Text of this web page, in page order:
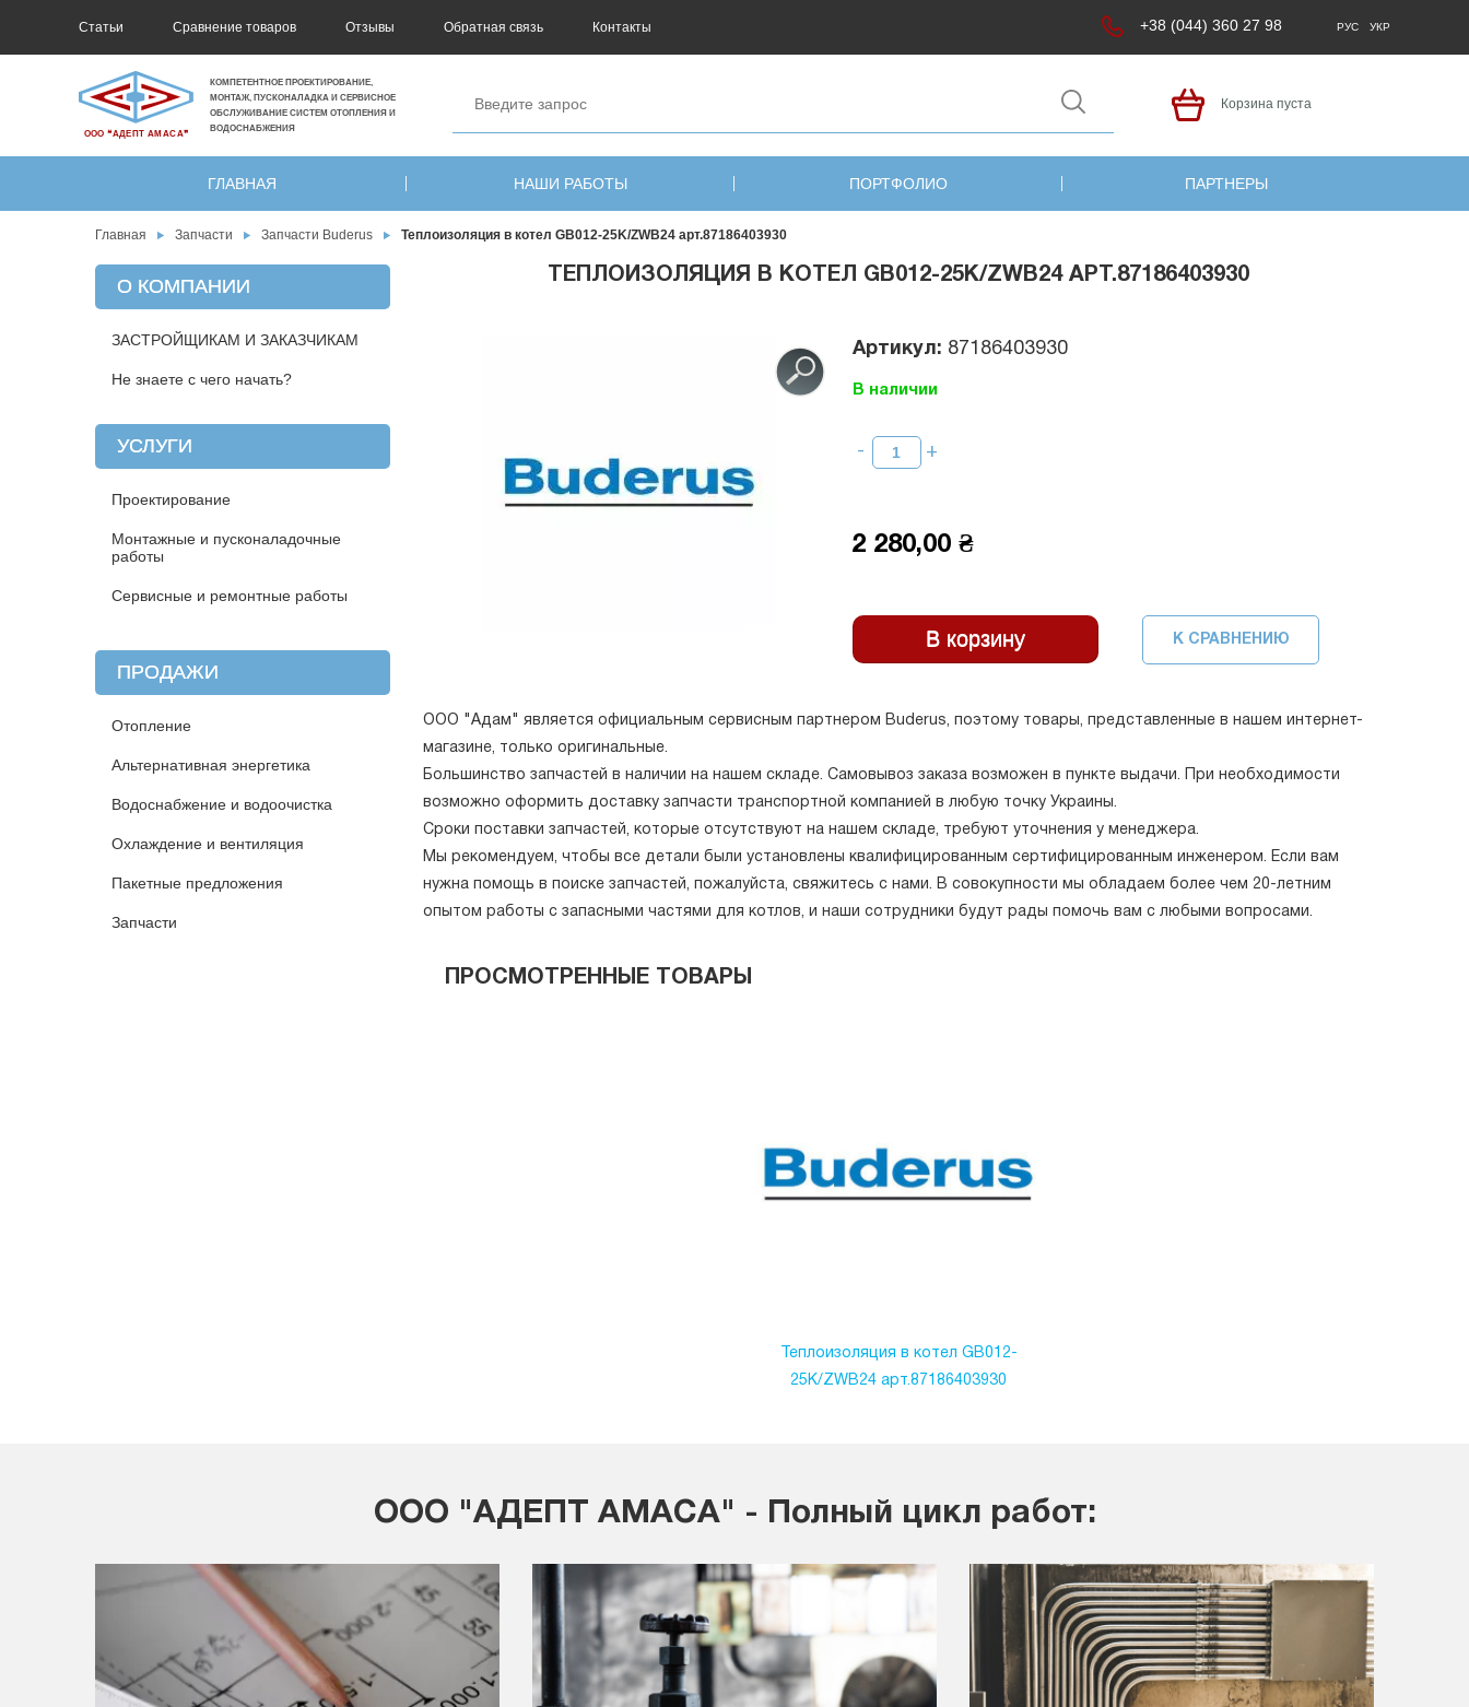
Статьи Сравнение товаров Отзывы Обратная связь Контакты +38 (044) 360 27 98 РУС УКР
ООО ❝АДЕПТ АМАСА❞
КОМПЕТЕНТНОЕ ПРОЕКТИРОВАНИЕ,
МОНТАЖ, ПУСКОНАЛАДКА И СЕРВИСНОЕ
ОБСЛУЖИВАНИЕ СИСТЕМ ОТОПЛЕНИЯ И
ВОДОСНАБЖЕНИЯ
Корзина пуста
ГЛАВНАЯ НАШИ РАБОТЫ ПОРТФОЛИО ПАРТНЕРЫ
Главная Запчасти Запчасти Buderus Теплоизоляция в котел GB012-25K/ZWB24 арт.87186403930
ТЕПЛОИЗОЛЯЦИЯ В КОТЕЛ GB012-25K/ZWB24 АРТ.87186403930
Артикул: 87186403930
2 280,00 ₴
К СРАВНЕНИЮ
В наличии
ООО "Адам" является официальным сервисным партнером Buderus, поэтому товары, представленные в нашем интернет-
магазине, только оригинальные.
Большинство запчастей в наличии на нашем складе. Самовывоз заказа возможен в пункте выдачи. При необходимости
возможно оформить доставку запчасти транспортной компанией в любую точку Украины.
Сроки поставки запчастей, которые отсутствуют на нашем складе, требуют уточнения у менеджера.
Мы рекомендуем, чтобы все детали были установлены квалифицированным сертифицированным инженером. Если вам
нужна помощь в поиске запчастей, пожалуйста, свяжитесь с нами. В совокупности мы обладаем более чем 20-летним
опытом работы с запасными частями для котлов, и наши сотрудники будут рады помочь вам с любыми вопросами.
ПРОСМОТРЕННЫЕ ТОВАРЫ
Теплоизоляция в котел GB012-
25K/ZWB24 арт.87186403930
О КОМПАНИИ
ЗАСТРОЙЩИКАМ И ЗАКАЗЧИКАМ
Не знаете с чего начать?
УСЛУГИ
Проектирование
Монтажные и пусконаладочные
работы
Сервисные и ремонтные работы
ПРОДАЖИ
Отопление
Альтернативная энергетика
Водоснабжение и водоочистка
Охлаждение и вентиляция
Пакетные предложения
Запчасти
ООО "АДЕПТ АМАСА" - Полный цикл работ: